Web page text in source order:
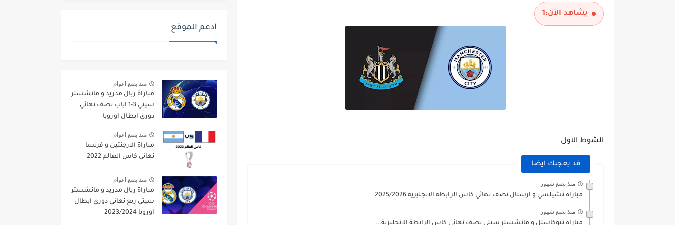
يشاهد الآن:1
الشوط الاول
قد يعجبك ايضا
منذ بضع شهور
مباراة تشيلسي و ارسنال نصف نهائي كاس الرابطة الانجليزية 2025/2026
منذ بضع شهور
مباراة نيوكاستل و مانشستر سيتي نصف نهائي كاس الرابطة الانجليزية...
ادعم الموقع
منذ بضع اعوام
مباراة ريال مدريد و مانشستر
سيتي 3-1 اياب نصف نهائي
دوري ابطال اوروبا
منذ بضع اعوام
مباراة الارجنتين و فرنسا
نهائي كاس العالم 2022
منذ بضع اعوام
مباراة ريال مدريد و مانشستر
سيتي ربع نهائي دوري ابطال
اوروبا 2023/2024